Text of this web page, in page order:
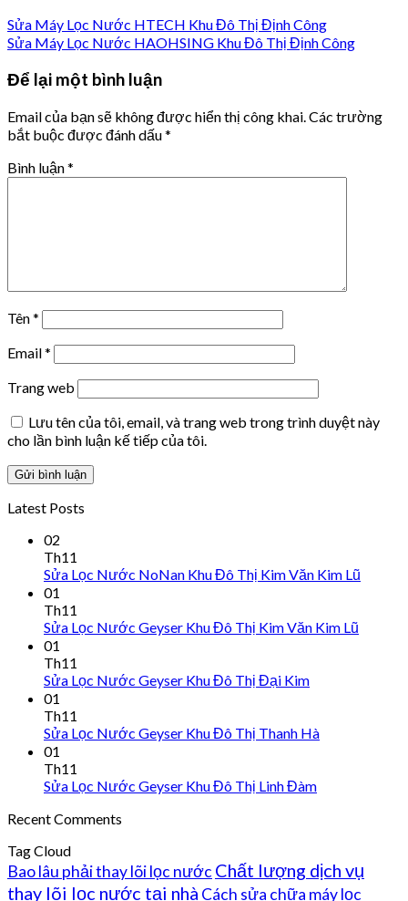
Sửa Máy Lọc Nước HTECH Khu Đô Thị Định Công
Sửa Máy Lọc Nước HAOHSING Khu Đô Thị Định Công
Để lại một bình luận
Email của bạn sẽ không được hiển thị công khai. Các trường
bắt buộc được đánh dấu*
Bình luận*
Tên*
Email*
Trang web
Lưu tên của tôi, email, và trang web trong trình duyệt này
cho lần bình luận kế tiếp của tôi.
Latest Posts
02
Th11
Sửa Lọc Nước NoNan Khu Đô Thị Kim Văn Kim Lũ
01
Th11
Sửa Lọc Nước Geyser Khu Đô Thị Kim Văn Kim Lũ
01
Th11
Sửa Lọc Nước Geyser Khu Đô Thị Đại Kim
01
Th11
Sửa Lọc Nước Geyser Khu Đô Thị Thanh Hà
01
Th11
Sửa Lọc Nước Geyser Khu Đô Thị Linh Đàm
Recent Comments
Tag Cloud
Bao lâu phải thay lõi lọc nước Chất lượng dịch vụ
thay lõi lọc nước tại nhà Cách sửa chữa máy lọc